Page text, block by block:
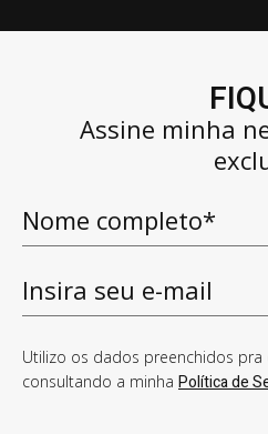
Assine minha
Utilizo os dados preenchidos pra
consultando a minha Política de